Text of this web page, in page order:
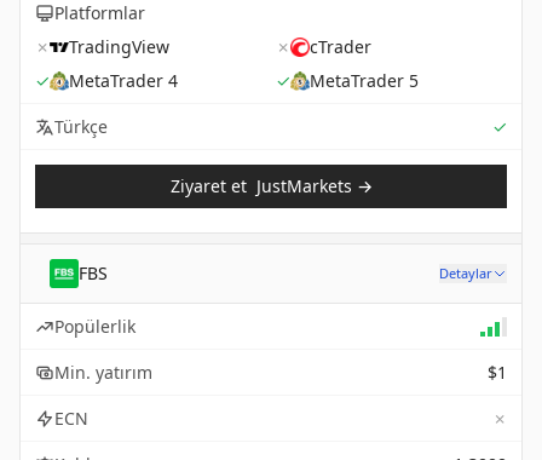
Platformlar
✗
TradingView ✗
cTrader
✓
MetaTrader 4 ✓
MetaTrader 5
Türkçe
✓
Ziyaret et JustMarkets →
FBS Detaylar
Popülerlik
Min. yatırım
$1
ECN
✗